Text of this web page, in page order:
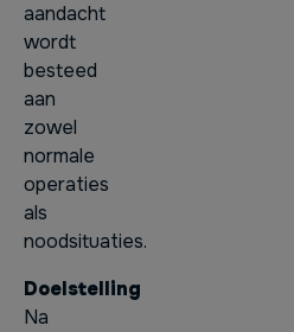
aandacht
wordt
besteed
aan
zowel
normale
operaties
als
noodsituaties.
Doelstelling
Na